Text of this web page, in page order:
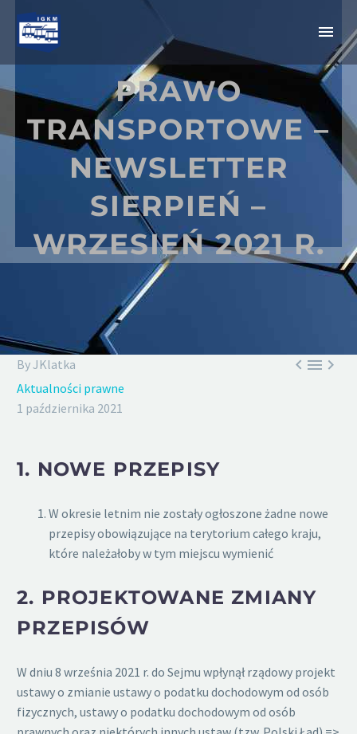
PRAWO
TRANSPORTOWE –
NEWSLETTER
SIERPIEŃ –
WRZESIEŃ 2021 R.

By JKlatka
Aktualności prawne
1 października 2021
1. NOWE PRZEPISY
W okresie letnim nie zostały ogłoszone żadne nowe
przepisy obowiązujące na terytorium całego kraju,
które należałoby w tym miejscu wymienić
2. PROJEKTOWANE ZMIANY
PRZEPISÓW
W dniu 8 września 2021 r. do Sejmu wpłynął rządowy projekt
ustawy o zmianie ustawy o podatku dochodowym od osób
fizycznych, ustawy o podatku dochodowym od osób